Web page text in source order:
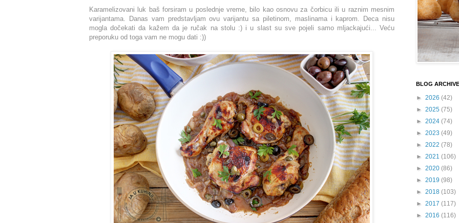
Karamelizovani luk baš forsiram u poslednje vreme, bilo kao osnovu za čorbicu ili u raznim mesnim
varijantama. Danas vam predstavljam ovu varijantu sa piletinom, maslinama i kaprom. Deca nisu
mogla dočekati da kažem da je ručak na stolu :) i u slast su sve pojeli samo mljackajući... Veću
preporuku od toga vam ne mogu dati :))
BLOG ARCHIVE
► 2026 (42)
► 2025 (75)
► 2024 (74)
► 2023 (49)
► 2022 (78)
► 2021 (106)
► 2020 (86)
► 2019 (98)
► 2018 (103)
► 2017 (117)
► 2016 (116)